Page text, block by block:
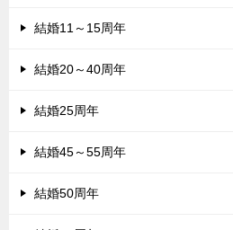
結婚11～15周年
結婚20～40周年
結婚25周年
結婚45～55周年
結婚50周年